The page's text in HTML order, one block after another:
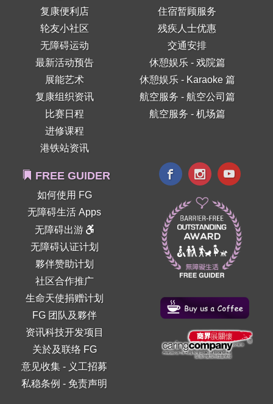
复康便利店
轮友小社区
无障碍运动
最新活动预告
展能艺术
复康组织资讯
比赛日程
进修课程
港铁站资讯
住宿暂顾服务
残疾人士优惠
交通安排
休憩娱乐 - 戏院篇
休憩娱乐 - Karaoke 篇
航空服务 - 航空公司篇
航空服务 - 机场篇
FREE GUIDER
如何使用 FG
无障碍生活 Apps
无障碍出游
无障碍认证计划
夥伴赞助计划
社区合作推广
生命天使捐赠计划
FG 团队及夥伴
资讯科技开发项目
关於及联络 FG
意见收集 - 义工招募
私稳条例 - 免责声明